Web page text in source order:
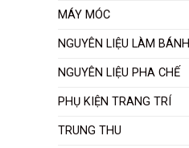
MÁY MÓC
NGUYÊN LIỆU LÀM BÁNH
NGUYÊN LIỆU PHA CHẾ
PHỤ KIỆN TRANG TRÍ
TRUNG THU